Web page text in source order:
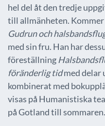
hel del åt den tredje
till allmänheten.
Gudrun och
med sin fru. Han har
föreställning
föränderlig tidmed delar
kombinerat med
visas på Humanistiska
på Gotland till sommaren.